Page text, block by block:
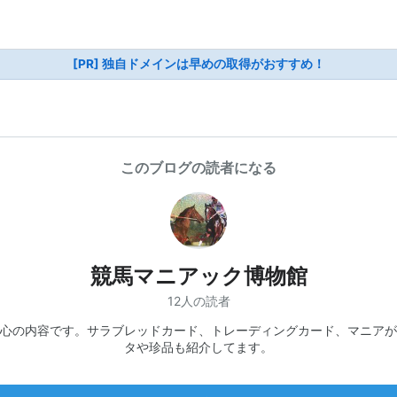
[PR] 独自ドメインは早めの取得がおすすめ！
このブログの読者になる
競馬マニアック博物館
12人の読者
の内容です。サラブレッドカード、トレーディングカード、マニア
タや珍品も紹介してます。